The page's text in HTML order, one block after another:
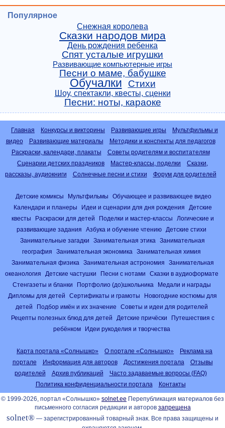
Популярное
Снежная королева
Сказки народов мира
День рождения ребенка
Спят усталые игрушки
Развивающие компьютерные игры
Песни о маме, бабушке
Обучалки Стихи
Шоу, спектакли, квесты, сценки
Песни: ноты, караоке
Главная Конкурсы и викторины Развивающие игры
Мультфильмы и
видео
Развивающие материалы
Методики и конспекты для педагогов
Раскраски, календари, плакаты
Советы родителям и воспитателям
Сценарии детских праздников
Мастер-классы, поделки
Сказки,
рассказы, аудиокниги
Солнечные песни и стихи Форум для родителей
Детские комиксы Мультфильмы
Обучающее и развивающее видео
Календари и планеры
Идеи и сценарии для дня рождения
Детские
квесты
Раскраски для детей Поделки и мастер-классы
Логические и
развивающие задания
Азбука и обучение чтению
Детские стихи
Занимательные загадки
Занимательная этика
Занимательная
география
Занимательная экономика
Занимательная химия
Занимательная физика
Занимательная астрономия
Занимательная
океанология
Детские частушки Песни с нотами
Сказки в аудиоформате
Стенгазеты и бланки
Портфолио (до)школьника
Медали и награды
Дипломы для детей
Сертификаты и грамоты
Новогодние костюмы для
детей
Подбор имён и их значение
Советы и идеи для родителей
Рецепты полезных блюд для детей
Детские причёски
Путешествия с
ребёнком
Идеи рукоделия и творчества
Карта портала «Солнышко» О портале «Солнышко»
Реклама на
портале
Информация для авторов Достижения портала
Отзывы
родителей
Архив публикаций
Часто задаваемые вопросы (FAQ)
Политика конфиденциальности портала
Контакты
© 1999-2026, портал «Солнышко» solnet.ee Перепубликация материалов без
письменного согласия редакции и авторов запрещена
solnet® — зарегистрированный товарный знак. Все права защищены и